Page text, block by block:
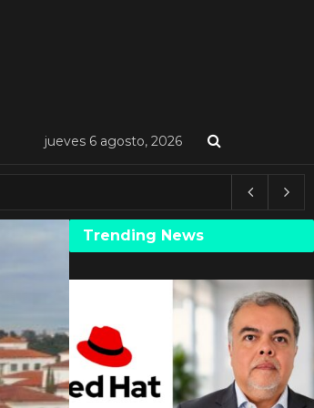
jueves 6 agosto, 2026
Trending News